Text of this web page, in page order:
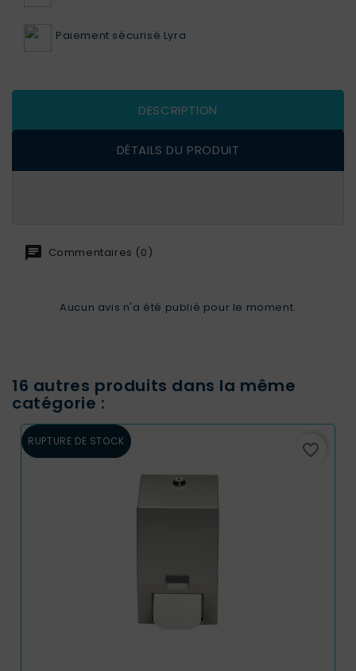
Paiement sécurisé Lyra
DESCRIPTION
DÉTAILS DU PRODUIT
.
Commentaires (0)
Aucun avis n'a été publié pour le moment.
16 autres produits dans la même
catégorie :
RUPTURE DE STOCK favorite_border